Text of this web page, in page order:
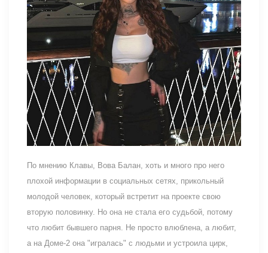
По мнению Клавы, Вова Балан, хоть и много про него
плохой информации в социальных сетях, прикольный
молодой человек, который встретит на проекте свою
вторую половинку. Но она не стала его судьбой, потому
что любит бывшего парня. Не просто влюблена, а любит,
а на Доме-2 она "игралась" с людьми и устроила цирк,